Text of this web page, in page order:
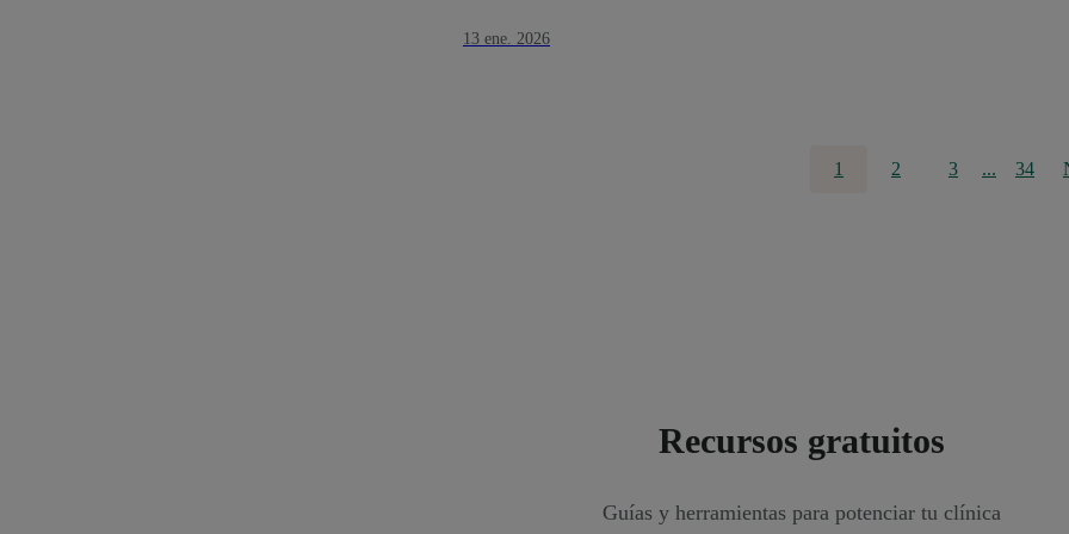
13 ene. 2026
1 2 3 ... 34
Recursos gratuitos
Guías y herramientas para potenciar tu clínica